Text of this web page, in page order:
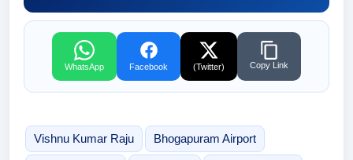
WhatsApp Facebook (Twitter) Copy Link
Vishnu Kumar Raju Bhogapuram Airport